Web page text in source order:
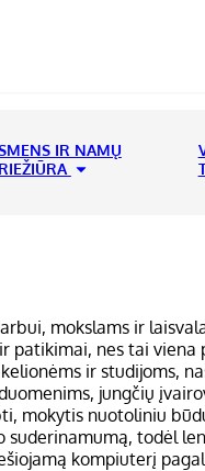
IR NAMŲ
mokslams ir
patikimai, nes tai
ir studijoms,
jungčių
mokytis nuotoliniu
todėl
kompiuterį